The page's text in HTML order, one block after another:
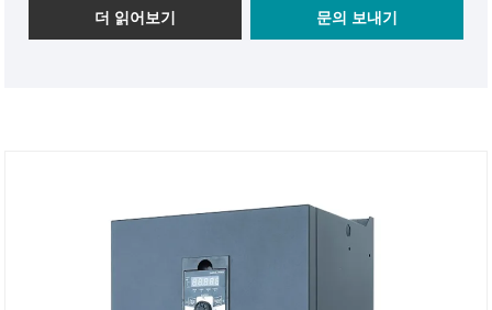
이터 스위치 버튼은 일상적인 사용으로 인한 마모를 견
딜 수 있도록 설계되어 내구성과 신뢰성을 보장합니다.
더 읽어보기 문의 보내기